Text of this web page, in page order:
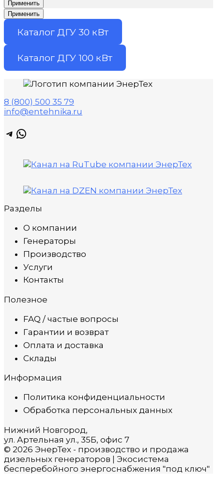
Применить
Применить
Каталог ДГУ 30 кВт
Каталог ДГУ 100 кВт
8 (800) 500 35 79
info@entehnika.ru
Telegram
WhatsApp
Разделы
О компании
Генераторы
Производство
Услуги
Контакты
Полезное
FAQ / частые вопросы
Гарантии и возврат
Оплата и доставка
Склады
Информация
Политика конфиденциальности
Обработка персональных данных
Нижний Новгород,
ул. Артельная ул., 35Б, офис 7
© 2026 ЭнерТех - производство и продажа
дизельных генераторов | Экосистема
бесперебойного энергоснабжения "под ключ"